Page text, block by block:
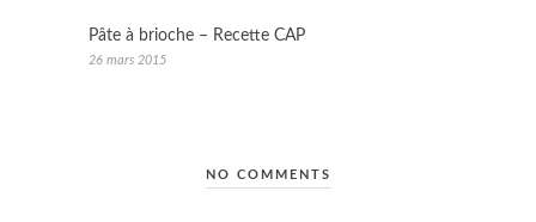
Pâte à brioche – Recette CAP
26 mars 2015
NO COMMENTS